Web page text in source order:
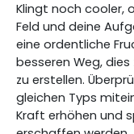
Klingt noch cooler,
Feld und deine
eine ordentliche
besseren Weg,
zu erstellen.
gleichen Typs
Kraft erhöhen und